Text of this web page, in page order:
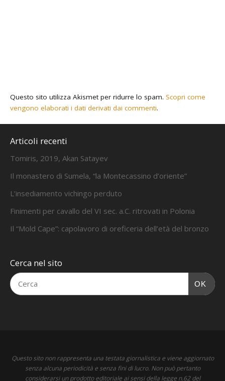
Questo sito utilizza Akismet per ridurre lo spam. Scopri come
vengono elaborati i dati derivati dai commenti.
Articoli recenti
Tomiris, 2019, Akan Satayev
Il monastero di Sumela, “la Montecassino d’oriente”
L’insediamento vichingo perduto
Finimenti per cavallo del VI sec. a.C. ritrovati in Polonia
Il “Mold Cape”: capolavoro di oreficeria dell’età del bronzo
Cerca nel sito
OK
Questo sito non rappresenta una testata giornalistica e viene aggiornato
senza alcuna periodicità e senza fini di lucro. Non può pertanto
considerarsi un prodotto editoriale ai sensi della legge n.62 del